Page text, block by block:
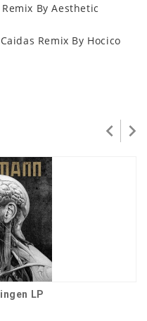
By Aesthetic
Remix By Hocico
LP